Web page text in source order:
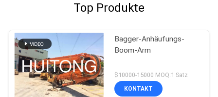
Top Produkte
Bagger-Anhäufungs-
Boom-Arm
$10000-15000 MOQ:1 Satz
KONTAKT